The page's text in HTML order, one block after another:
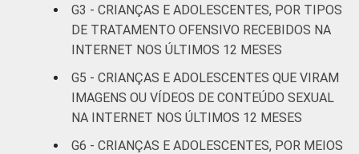
CRIANÇA OU
DO
ADOLESCENTE
Feminino 20
ESCOLARIDADE
DOS PAIS OU
RESPONSÁVEIS
Fundamental
I
19
G3 - CRIANÇAS E ADOLESCENTES, POR TIPOS
DE TRATAMENTO OFENSIVO RECEBIDOS NA
INTERNET NOS ÚLTIMOS 12 MESES
G5 - CRIANÇAS E ADOLESCENTES QUE VIRAM
IMAGENS OU VÍDEOS DE CONTEÚDO SEXUAL
NA INTERNET NOS ÚLTIMOS 12 MESES
G6 - CRIANÇAS E ADOLESCENTES, POR MEIOS